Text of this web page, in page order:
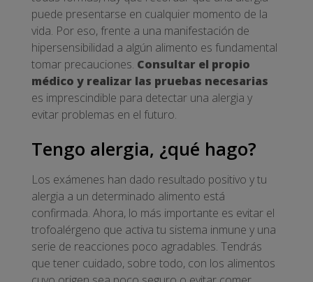
puede presentarse en cualquier momento de la
vida. Por eso, frente a una manifestación de
hipersensibilidad a algún alimento es fundamental
tomar precauciones. Consultar el propio
médico y realizar las pruebas necesarias
es imprescindible para detectar una alergia y
evitar problemas en el futuro.
Tengo alergia, ¿qué hago?
Los exámenes han dado resultado positivo y tu
alergia a un determinado alimento está
confirmada. Ahora, lo más importante es evitar el
trofoalérgeno que activa tu sistema inmune y una
serie de reacciones poco agradables. Tendrás
que tener cuidado, sobre todo, con los alimentos